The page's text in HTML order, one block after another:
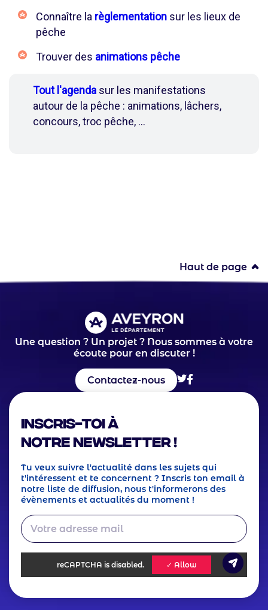
Connaître la règlementation sur les lieux de
pêche
Trouver des animations pêche
Tout l'agenda sur les manifestations
autour de la pêche : animations, lâchers,
concours, troc pêche, ...
Haut de page
Une question ? Un projet ? Nous sommes à votre
écoute pour en discuter !
Contactez-nous
Inscris-toi à
notre Newsletter !
Tu veux suivre l'actualité dans les sujets qui
t'intéressent et te concernent ? Inscris ton email à
notre liste de diffusion, nous t'informerons des
évènements et actualités du moment !
reCAPTCHA is disabled. ✓ Allow